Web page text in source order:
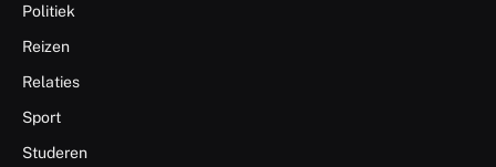
Politiek
Reizen
Relaties
Sport
Studeren